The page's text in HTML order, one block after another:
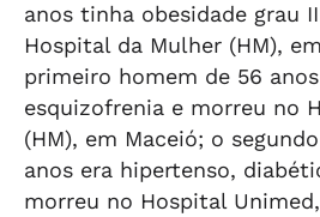
anos tinha obesidade grau
Hospital da Mulher (HM),
primeiro homem de 56
esquizofrenia e morreu no
(HM), em Maceió; o
anos era hipertenso,
morreu no Hospital